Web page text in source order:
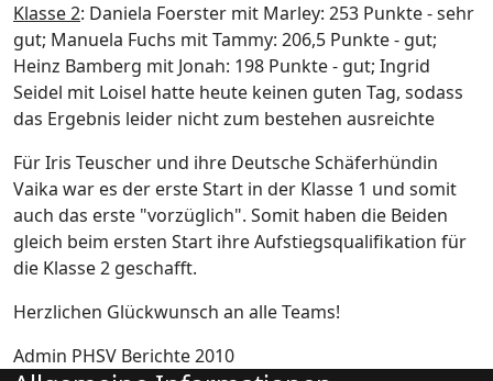
Klasse 2: Daniela Foerster mit Marley: 253 Punkte - sehr
gut; Manuela Fuchs mit Tammy: 206,5 Punkte - gut;
Heinz Bamberg mit Jonah: 198 Punkte - gut; Ingrid
Seidel mit Loisel hatte heute keinen guten Tag, sodass
das Ergebnis leider nicht zum bestehen ausreichte
Für Iris Teuscher und ihre Deutsche Schäferhündin
Vaika war es der erste Start in der Klasse 1 und somit
auch das erste "vorzüglich". Somit haben die Beiden
gleich beim ersten Start ihre Aufstiegsqualifikation für
die Klasse 2 geschafft.
Herzlichen Glückwunsch an alle Teams!
Admin PHSV Berichte 2010